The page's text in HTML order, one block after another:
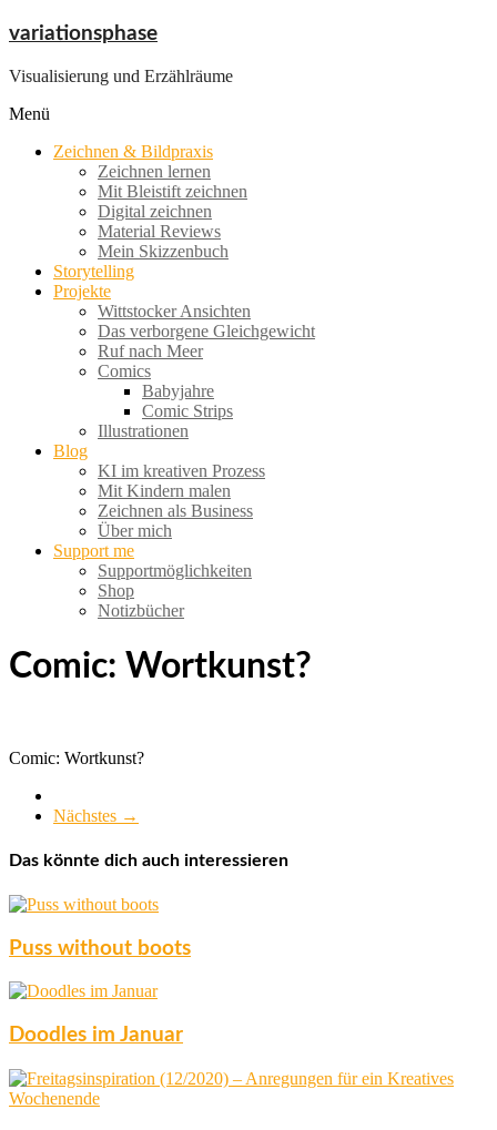
Zum
springen
variationsphase
Visualisierung und Erzählräume
Menü
Zeichnen & Bildpraxis
Zeichnen lernen
Mit Bleistift zeichnen
Digital zeichnen
Material Reviews
Mein Skizzenbuch
Storytelling
Projekte
Wittstocker Ansichten
Das verborgene Gleichgewicht
Ruf nach Meer
Comics
Babyjahre
Comic Strips
Illustrationen
Blog
KI im kreativen Prozess
Mit Kindern malen
Zeichnen als Business
Über mich
Support me
Supportmöglichkeiten
Shop
Notizbücher
Comic: Wortkunst?
Comic: Wortkunst?
Nächstes →
Das könnte dich auch interessieren
Puss without boots
Doodles im Januar